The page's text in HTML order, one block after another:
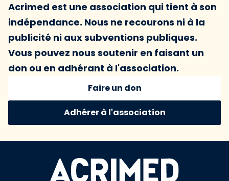
Acrimed est une association qui tient à son
indépendance. Nous ne recourons ni à la
publicité ni aux subventions publiques.
Vous pouvez nous soutenir en faisant un
don ou en adhérant à l'association.
Faire un don
Adhérer à l'association